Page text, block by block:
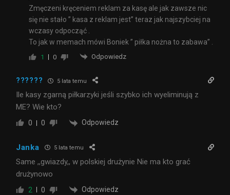
Zmęczeni kręceniem reklam za kasę ale jak zawsze nic
się nie stało ” kasa z reklam jest” teraz jak najszybciej na
wczasy odpocząć .
To jak w memach mówi Boniek ” piłka nożna to zabawa” .
1 0 Odpowiedz
?????? 5 lata temu
Ile kasy zgarną piłkarzyki jeśli szybko ich wyeliminują z
ME? Wie kto?
0 0 Odpowiedz
Janka 5 lata temu
Same ,,gwiazdy,, w polskiej drużynie Nie ma kto grać
drużynowo
2 0 Odpowiedz